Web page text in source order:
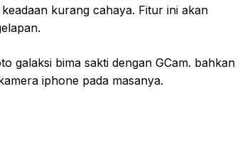
kurang cahaya. Fitur ini akan
galaksi bima sakti dengan GCam. bahkan
iphone pada masanya.